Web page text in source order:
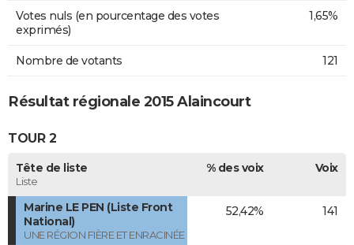
Votes nuls (en pourcentage des votes
exprimés)
1,65%
Nombre de votants 121
Résultat régionale 2015 Alaincourt
TOUR 2
Tête de liste
Liste
% des voix Voix
Marine LE PEN (Liste Front
National)
UNE RÉGION FIÈRE ET ENRACINÉE
52,42% 141